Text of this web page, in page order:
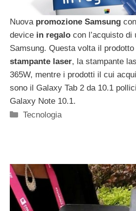
Nuova promozione Samsung
device in regalo con l’acquisto di
Samsung. Questa volta il
stampante laser, la stampante
365W, mentre i prodotti il cui
sono il Galaxy Tab 2 da 10.1
Galaxy Note 10.1.
Categorie
Tecnologia